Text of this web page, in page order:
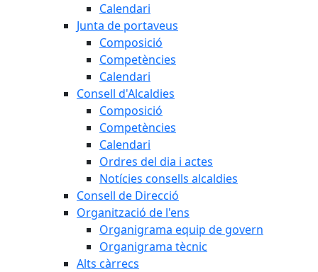
Calendari
Junta de portaveus
Composició
Competències
Calendari
Consell d'Alcaldies
Composició
Competències
Calendari
Ordres del dia i actes
Notícies consells alcaldies
Consell de Direcció
Organització de l'ens
Organigrama equip de govern
Organigrama tècnic
Alts càrrecs